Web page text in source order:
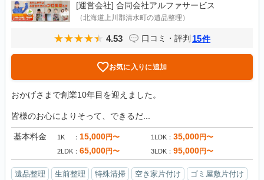
[運営会社] 合同会社アルファサービス
（北海道上川郡清水町の遺品整理）
4.53 口コミ・評判 15件
お気に入りに追加
おかげさまで創業10年目を迎えました。
皆様のお心によりそって、できるだ...
基本料金 1K 15,000円〜 1LDK 35,000円〜
2LDK 65,000円〜 3LDK 95,000円〜
遺品整理 生前整理 特殊清掃 空き家片付け
ゴミ屋敷片付け